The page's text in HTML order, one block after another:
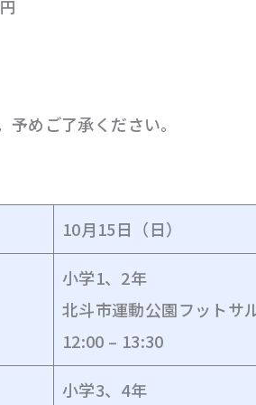
めご了承ください。
10月15日（日）
小学1、2年
北斗市運動公園フットサ
12:00 – 13:30
小学3、4年